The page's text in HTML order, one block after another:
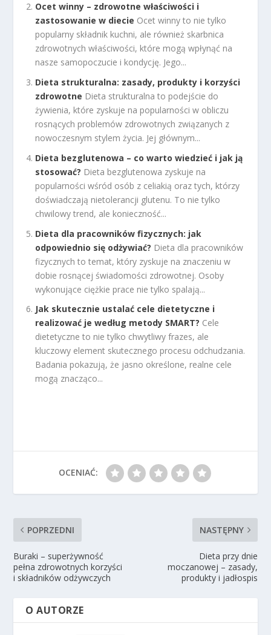
Ocet winny – zdrowotne właściwości i
zastosowanie w diecie Ocet winny to nie tylko
popularny składnik kuchni, ale również skarbnica
zdrowotnych właściwości, które mogą wpłynąć na
nasze samopoczucie i kondycję. Jego...
Dieta strukturalna: zasady, produkty i korzyści
zdrowotne Dieta strukturalna to podejście do
żywienia, które zyskuje na popularności w obliczu
rosnących problemów zdrowotnych związanych z
nowoczesnym stylem życia. Jej głównym...
Dieta bezglutenowa – co warto wiedzieć i jak ją
stosować? Dieta bezglutenowa zyskuje na
popularności wśród osób z celiakią oraz tych, którzy
doświadczają nietolerancji glutenu. To nie tylko
chwilowy trend, ale konieczność...
Dieta dla pracowników fizycznych: jak
odpowiednio się odżywiać? Dieta dla pracowników
fizycznych to temat, który zyskuje na znaczeniu w
dobie rosnącej świadomości zdrowotnej. Osoby
wykonujące ciężkie prace nie tylko spalają...
Jak skutecznie ustalać cele dietetyczne i
realizować je według metody SMART? Cele
dietetyczne to nie tylko chwytliwy frazes, ale
kluczowy element skutecznego procesu odchudzania.
Badania pokazują, że jasno określone, realne cele
mogą znacząco...
OCENIAĆ:
POPRZEDNI
Buraki – superżywność
pełna zdrowotnych korzyści
i składników odżywczych
NASTĘPNY
Dieta przy dnie
moczanowej – zasady,
produkty i jadłospis
O AUTORZE